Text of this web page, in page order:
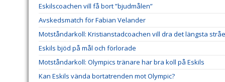
Eskilscoachen vill få bort ”bjudmålen”
Avskedsmatch för Fabian Velander
Motståndarkoll: Kristianstadcoachen vill dra det längsta
Eskils bjöd på mål och förlorade
Motståndarkoll: Olympics tränare har bra koll på Eskils
Kan Eskils vända bortatrenden mot Olympic?